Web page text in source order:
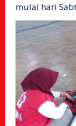
mulai hari